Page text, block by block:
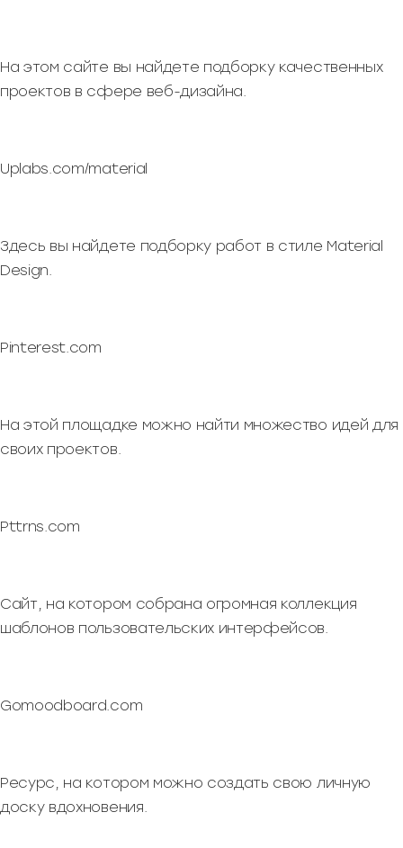
На этом сайте вы найдете подборку качественных
проектов в сфере веб-дизайна.
Uplabs.com/material
Здесь вы найдете подборку работ в стиле Material
Design.
Pinterest.com
На этой площадке можно найти множество идей для
своих проектов.
Pttrns.com
Сайт, на котором собрана огромная коллекция
шаблонов пользовательских интерфейсов.
Gomoodboard.com
Ресурс, на котором можно создать свою личную
доску вдохновения.